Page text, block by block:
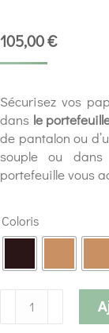
105,00€
Sécurisez vos
dans le
de pantalon ou
souple ou
portefeuille vous
Coloris